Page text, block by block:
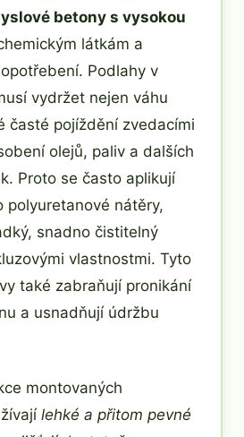
betony s vysokou
látkám a
Podlahy v
vydržet nejen váhu
časté pojíždění zvedacími
olejů, paliv a dalších
Proto se často aplikují
polyuretanové nátěry,
snadno čistitelný
vlastnostmi. Tyto
také zabraňují pronikání
a usnadňují údržbu
montovaných
lehké a přitom pevné